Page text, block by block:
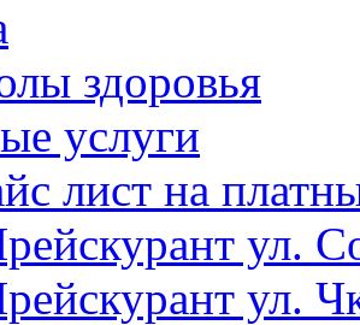
здоровья
услуги
лист на
ул.
ул.